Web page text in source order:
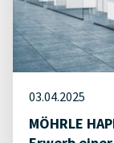
03.04.2025
MÖHRLE